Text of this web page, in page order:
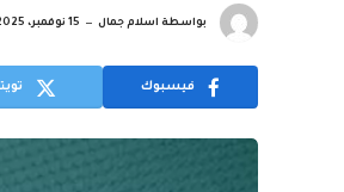
بواسطة اسلام جمال 15 نوفمبر، 2025
فيسبوك